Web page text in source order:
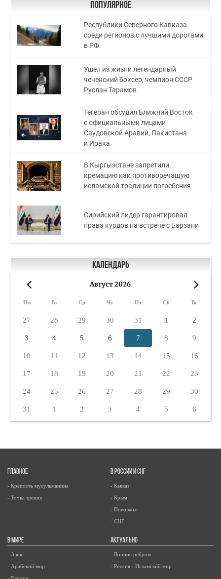
Популярное
Республики Северного Кавказа
среди регионов с лучшими дорогами
в РФ
Ушел из жизни легендарный
чеченский боксер, чемпион СССР
Руслан Тарамов
Тегеран обсудил Ближний Восток
с официальными лицами
Саудовской Аравии, Пакистана
и Ирака
В Кыргызстане запретили
кремацию как противоречащую
исламской традиции погребения
Сирийский лидер гарантировал
права курдов на встрече с Барзани
Календарь
Август 2026
Пн Вт Ср Чт Пт Сб Вс
27 28 29 30 31 1 2
3 4 5 6 7 8 9
10 11 12 13 14 15 16
17 18 19 20 21 22 23
24 25 26 27 28 29 30
31 1 2 3 4 5 6
ГЛАВНОЕ
- Крепость мусульманина
- Точка зрения
В РОССИИ И СНГ
- Кавказ
- Крым
- Поволжье
- СНГ
В МИРЕ
- Азия
- Арабский мир
АКТУАЛЬНО
- Вопрос ребром
- Россия - Исламский мир